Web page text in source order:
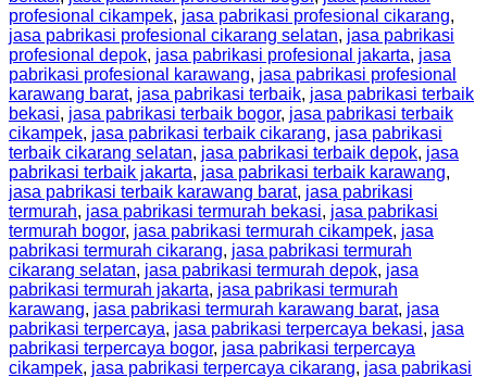
profesional cikampek, jasa pabrikasi profesional cikarang,
jasa pabrikasi profesional cikarang selatan, jasa pabrikasi
profesional depok, jasa pabrikasi profesional jakarta, jasa
pabrikasi profesional karawang, jasa pabrikasi profesional
karawang barat, jasa pabrikasi terbaik, jasa pabrikasi terbaik
bekasi, jasa pabrikasi terbaik bogor, jasa pabrikasi terbaik
cikampek, jasa pabrikasi terbaik cikarang, jasa pabrikasi
terbaik cikarang selatan, jasa pabrikasi terbaik depok, jasa
pabrikasi terbaik jakarta, jasa pabrikasi terbaik karawang,
jasa pabrikasi terbaik karawang barat, jasa pabrikasi
termurah, jasa pabrikasi termurah bekasi, jasa pabrikasi
termurah bogor, jasa pabrikasi termurah cikampek, jasa
pabrikasi termurah cikarang, jasa pabrikasi termurah
cikarang selatan, jasa pabrikasi termurah depok, jasa
pabrikasi termurah jakarta, jasa pabrikasi termurah
karawang, jasa pabrikasi termurah karawang barat, jasa
pabrikasi terpercaya, jasa pabrikasi terpercaya bekasi, jasa
pabrikasi terpercaya bogor, jasa pabrikasi terpercaya
cikampek, jasa pabrikasi terpercaya cikarang, jasa pabrikasi